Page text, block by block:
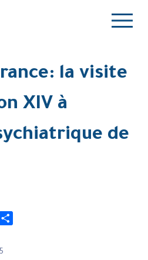
la visite
XIV à
de